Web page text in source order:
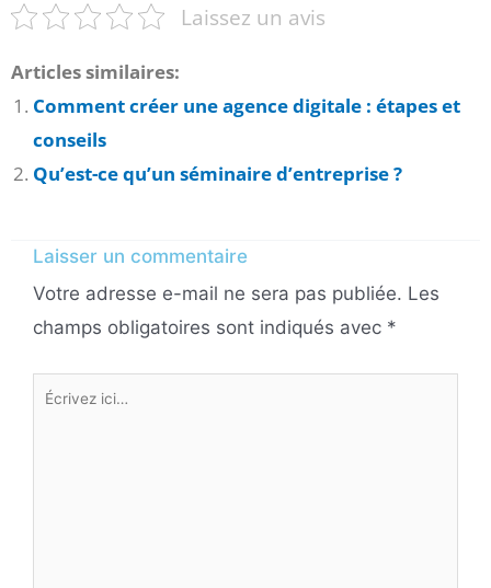
Laissez un avis
Articles similaires:
Comment créer une agence digitale : étapes et
conseils
Qu’est-ce qu’un séminaire d’entreprise ?
Laisser un commentaire
Votre adresse e-mail ne sera pas publiée. Les
champs obligatoires sont indiqués avec *
Écrivez